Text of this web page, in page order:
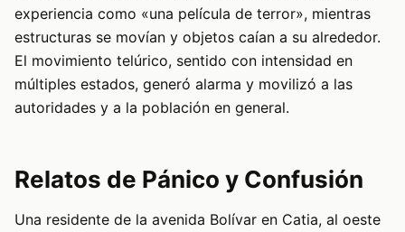
experiencia como «una película de terror», mientras
estructuras se movían y objetos caían a su alrededor.
El movimiento telúrico, sentido con intensidad en
múltiples estados, generó alarma y movilizó a las
autoridades y a la población en general.
Relatos de Pánico y Confusión
Una residente de la avenida Bolívar en Catia, al oeste